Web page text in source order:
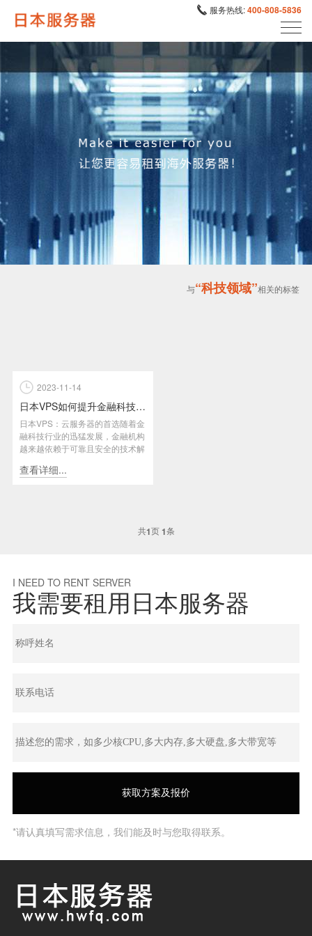
服务热线:400-808-5836
与“科技领域”相关的标签
2023-11-14
日本VPS如何提升金融科技领域的业务效率和安全性？
日本VPS：云服务器的首选随着金
融科技行业的迅猛发展，金融机构
越来越依赖于可靠且安全的技术解
查看详细...
共1页1条
I NEED TO RENT SERVER
我需要租用日本服务器
*请认真填写需求信息，我们能及时与您取得联系。